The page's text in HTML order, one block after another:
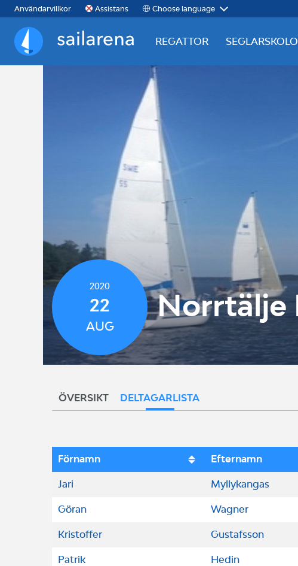
Användarvillkor Assistans Choose language
Sailarena
REGATTOR
2020
22
AUG
Norrtälje
ÖVERSIKT DELTAGARLISTA
Förnamn Efternamn
Jari Myllykangas
Göran Wagner
Kristoffer Gustafsson
Patrik Hedin